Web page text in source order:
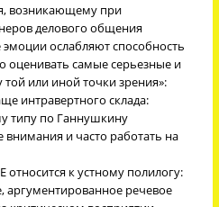
возникающему при
делового общения
ослабляют способность
оценивать самые серьезные и
той или иной точки зрения»:
интравертного склада:
типу по Ганнушкину
внимания и часто работать на
относится к устному полилогу:
аргументированное речевое